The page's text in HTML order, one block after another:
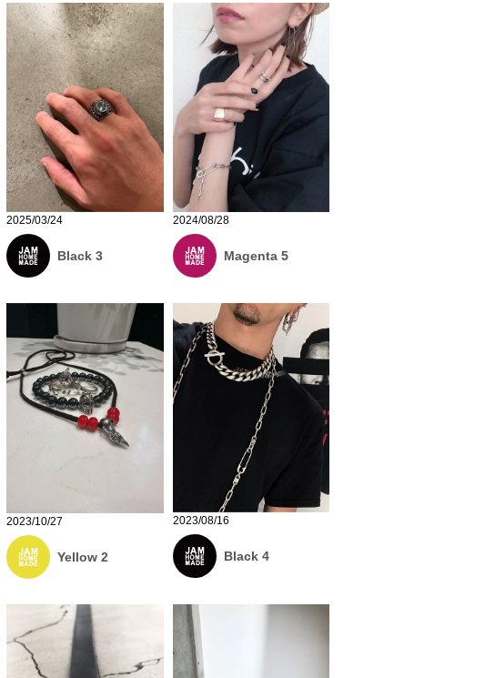
2025/03/24
Black 3
2024/08/28
Magenta 5
2023/10/27
Yellow 2
2023/08/16
Black 4